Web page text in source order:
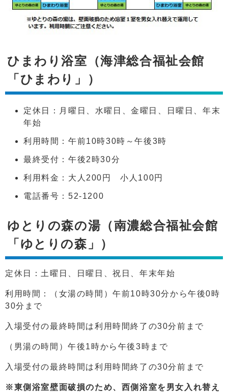
ひまわり浴室（海津総合福祉会館
「ひまわり」）
定休日：月曜日、水曜日、金曜日、日曜日、年末
年始
利用時間：午前10時30時～午後3時
最終受付：午後2時30分
利用料金：大人200円 小人100円
電話番号：52-1200
ゆとりの森の湯（南濃総合福祉会館
「ゆとりの森」）
定休日：土曜日、日曜日、祝日、年末年始
利用時間：（女湯の時間）午前10時30分から午後0時
30分まで
入場受付の最終時間は利用時間終了の30分前まで
（男湯の時間）午後1時から午後3時まで
入場受付の最終時間は利用時間終了の30分前まで
※東側浴室壁面破損のため、西側浴室を男女入れ替え